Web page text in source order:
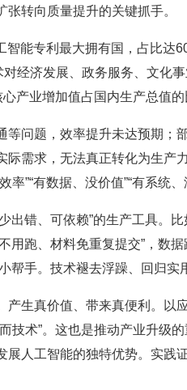
转向质量提升的关键抓手。
专利最大拥有国，占比达
经济发展、政务服务、文化
产业增加值占国内生产总值的
题，效率提升未达预期；
需求，无法真正转化为生产
”“有数据、没价值”“有系统、
、可依赖”的生产工具。比
用跑、材料免重复提交”，数
帮手。技术褪去浮躁、回归实
真价值、带来真便利。以
术”。这也是推动产业升级
人工智能的独特优势。实践